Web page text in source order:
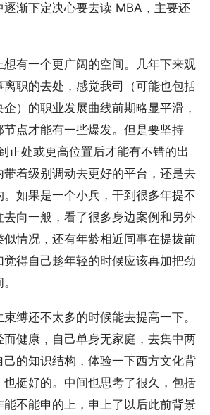
逐渐下定决心要去读 MBA，主要还
有一个更广阔的空间。几年下来观
职的去处，感觉我司（可能也包括
）的职业发展曲线前期略显平滑，
节点才能有一些爆发。但是要坚持
正处或更高位置后才能有不错的出
带着级别调动去更好的平台，还是去
如果是一个小兵，干到很多年提不
向一般，看了很多身边案例和另外
情况，还有年龄相近同事在提拔前
得自己趁年轻的时候应该再加把劲
缚还不太多的时候能去提高一下。
而健康，自己单身无家庭，去集中两
的知识结构，体验一下西方文化背
挺好的。中间也思考了很久，包括
不能申的上，申上了以后此前背景